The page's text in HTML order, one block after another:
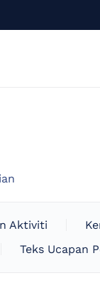
Aktiviti
Teks Ucapan